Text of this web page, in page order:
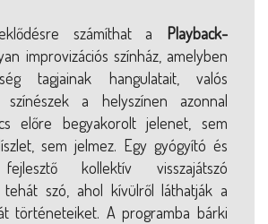
számíthat a Playback-
improvizációs színház, amelyben
tagjainak hangulatait, valós
színészek a helyszínen azonnal
előre begyakorolt jelenet, sem
sem jelmez. Egy gyógyító és
kollektív visszajátszó
tehát szó, ahol kívülről láthatják a
történeteiket. A programba bárki